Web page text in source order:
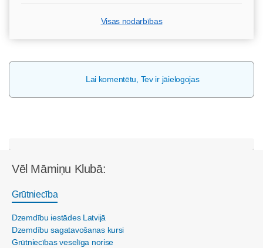
Visas nodarbības
Lai komentētu, Tev ir jāielogojas
Vēl Māmiņu Klubā:
Grūtniecība
Dzemdību iestādes Latvijā
Dzemdību sagatavošanas kursi
Grūtniecības veselīga norise